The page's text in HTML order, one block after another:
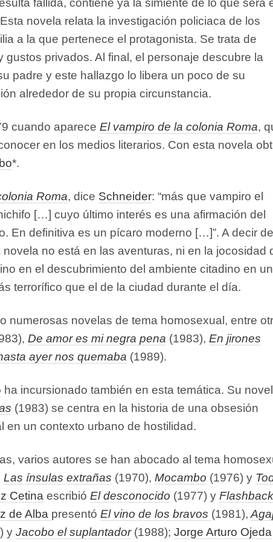
fallida, contiene ya la simiente de lo que será
novela relata la investigación policiaca de los
a la que pertenece el protagonista. Se trata de
gustos privados. Al final, el personaje descubre la
padre y este hallazgo lo libera un poco de su
alrededor de su propia circunstancia.
cuando aparece El vampiro de la colonia Roma,
en los medios literarios. Con esta novela
*.
Roma, dice Schneider: “más que vampiro el
[…] cuyo último interés es una afirmación del
En definitiva es un pícaro moderno […]”. A decir del
no está en las aventuras, ni en la jocosidad
en el descubrimiento del ambiente citadino en un
terrorífico que el de la ciudad durante el día.
numerosas novelas de tema homosexual, entre
De amor es mi negra pena (1983), En jirones
ayer nos quemaba (1989).
ha incursionado también en esta temática. Su
(1983) se centra en la historia de una obsesión
en un contexto urbano de hostilidad.
varios autores se han abocado al tema
Las ínsulas extrañas (1970), Mocambo (1976) y
Cetina escribió El desconocido (1977) y Flashback
de Alba presentó El vino de los bravos (1981),
y Jacobo el suplantador (1988); Jorge Arturo Ojeda